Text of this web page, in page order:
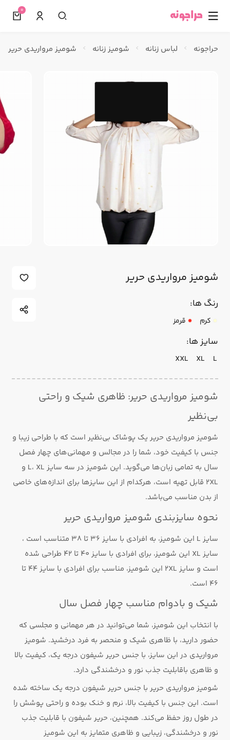
☰
0
حراجونه لباس زنانه شومیز زنانه شومیز مرواریدی حریر
شومیز مرواریدی حریر
رنگ ها:
کرم قرمز
سایز ها:
L
XL
XXL
شومیز مرواریدی حریر: ظاهری شیک و راحتی
بی‌نظیر
شومیز مرواریدی حریر یک پوشاک بی‌نظیر است که با طراحی زیبا و
جنس با کیفیت خود، شما را در مجالس و مهمانی‌های چهار فصل
سال به تمامی زبان‌ها می‌گوید. این شومیز در سه سایز L، XL و
2XL قابل تهیه است، هرکدام از این سایزها برای اندازه‌های خاصی
از بدن مناسب می‌باشد.
نحوه سایزبندی شومیز مرواریدی حریر
سایز L این شومیز، به افرادی با سایز 36 تا 38 متناسب است ،
سایز XL این شومیز، برای افرادی با سایز 40 تا 42 طراحی شده
است و سایز 2XL این شومیز، مناسب برای افرادی با سایز 44 تا
46 است.
شیک و بادوام مناسب چهار فصل سال
با انتخاب این شومیز، شما می‌توانید در هر مهمانی و مجلسی که
حضور دارید، با ظاهری شیک و منحصر به فرد درخشید. شومیز
مرواریدی در این سایز، با جنس حریر شیفون درجه یک، کیفیت بالا
و ظاهری باقابلیت جذب نور و درخشندگی دارد.
شومیز مرواریدی حریر با جنس حریر شیفون درجه یک ساخته شده
است. این جنس با کیفیت بالا، نرم و خنک بوده و راحتی پوشش را
در طول روز حفظ می‌کند. همچنین، حریر شیفون با قابلیت جذب
نور و درخشندگی، زیبایی و ظاهری متمایز به این شومیز